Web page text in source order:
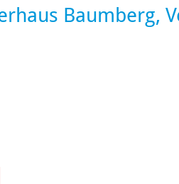
Baumberg,